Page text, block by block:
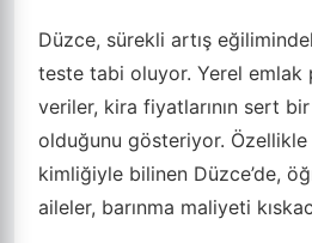
Düzce, sürekli artış
teste tabi oluyor. Yerel emlak
veriler, kira fiyatlarının sert
olduğunu gösteriyor.
kimliğiyle bilinen Düzce’de,
aileler, barınma maliyeti